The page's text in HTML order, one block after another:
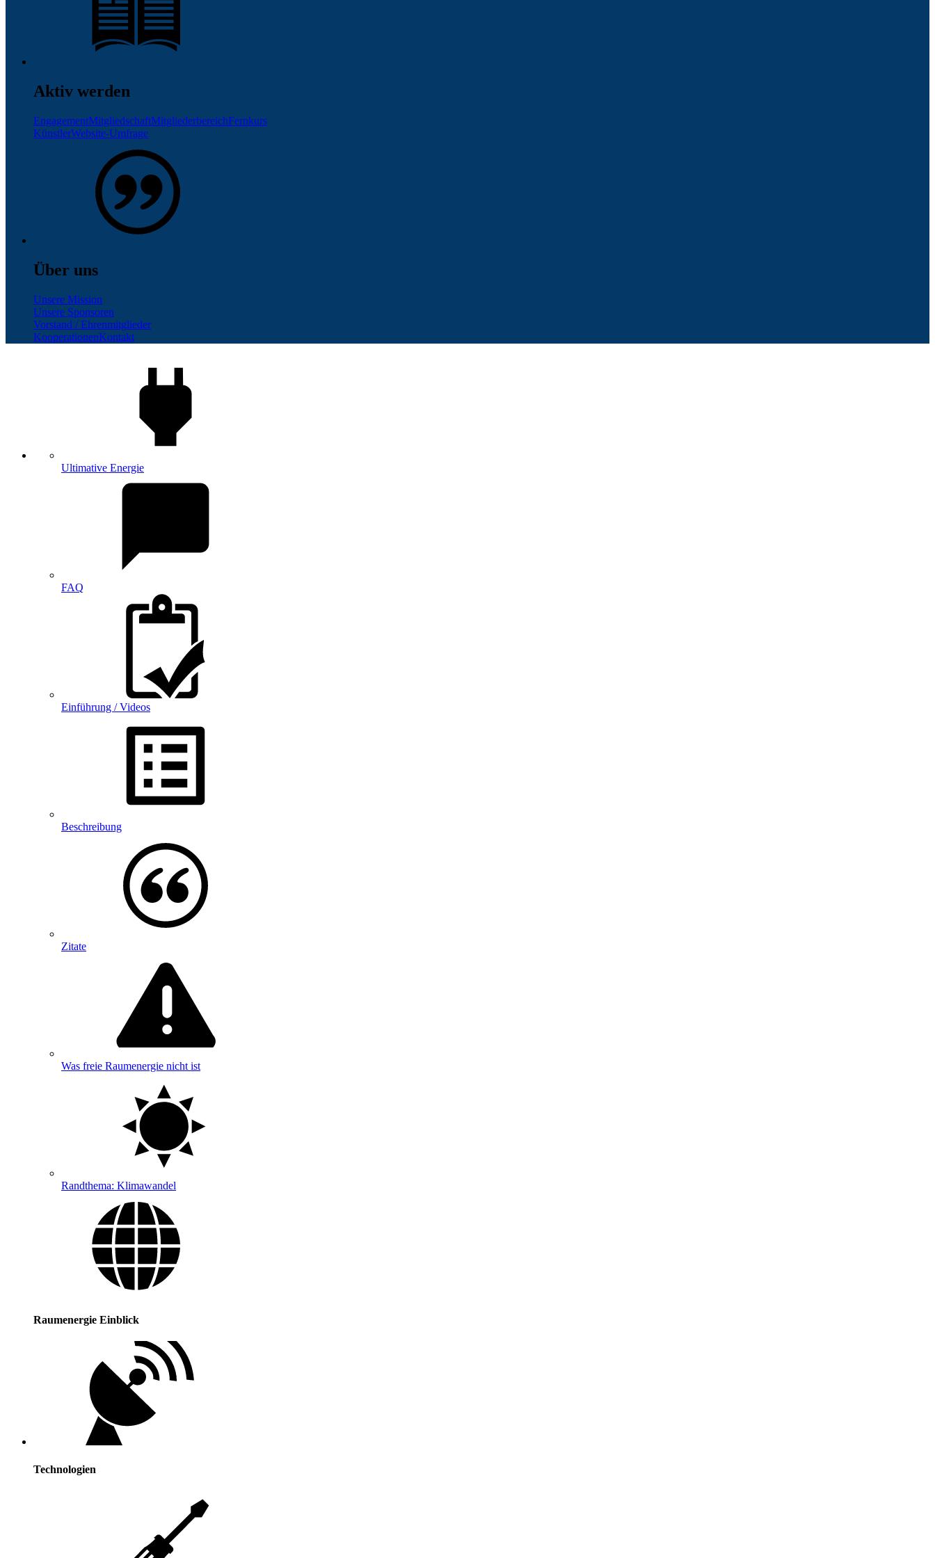
Aktiv werden
EngagementMitgliedschaftMitgliederbereichFernkurs
KünstlerWebsite-Umfrage
Über uns
Unsere Mission
Unsere Sponsoren
Vorstand / Ehrenmitglieder
KooperationenKontakt
Ultimative Energie
FAQ
Einführung / Videos
Beschreibung
Zitate
Was freie Raumenergie nicht ist
Randthema: Klimawandel
Raumenergie Einblick
Technologien